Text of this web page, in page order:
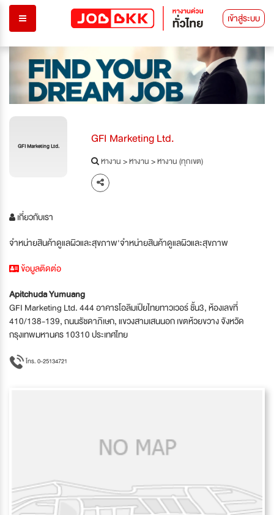
เข้าสู่ระบบ
GFI Marketing Ltd. GFI Marketing Ltd.
หางาน>หางาน>หางาน (ทุกเขต)
เกี่ยวกับเรา
จำหน่ายสินค้าดูแลผิวและสุขภาพ'จำหน่ายสินค้าดูแลผิวและสุขภาพ
ข้อมูลติดต่อ
Apitchuda Yumuang
GFI Marketing Ltd. 444 อาคารโอลิมเปียไทยทาวเวอร์ ชั้น3, ห้องเลขที่
410/138-139, ถนนรัชดาภิเษก, แขวงสามเสนนอก เขตห้วยขวาง จังหวัด
กรุงเทพมหานคร 10310 ประเทศไทย
โทร. 0-25134721